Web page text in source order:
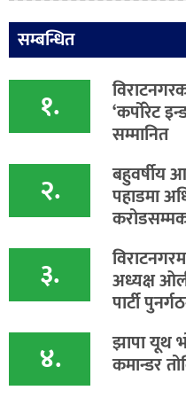
सम्बन्धित
१. ‘कर्पोरेट
सम्मानित
२. बहुवर्षीय
पहाडमा
३. अध्यक्ष
पार्टी
४. झापा यूथ
कमान्डर